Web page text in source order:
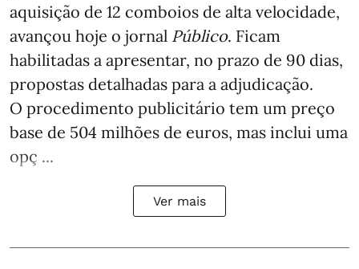
aquisição de 12 comboios de alta velocidade,
avançou hoje o jornal Público. Ficam
habilitadas a apresentar, no prazo de 90 dias,
propostas detalhadas para a adjudicação.
O procedimento publicitário tem um preço
base de 504 milhões de euros, mas inclui uma
opç ...
Ver mais